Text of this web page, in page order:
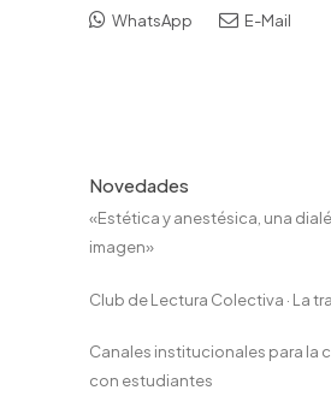
WhatsApp E-Mail
Novedades
«Estética y anestésica, una
imagen»
Club de Lectura Colectiva · La
Canales institucionales para la
con estudiantes